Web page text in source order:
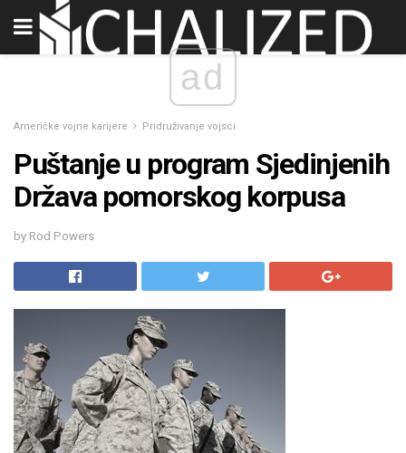
ad
Američke vojne karijere Pridruživanje vojsci
Puštanje u program Sjedinjenih
Država pomorskog korpusa
by Rod Powers